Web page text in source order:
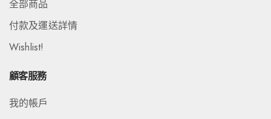
全部商品
付款及運送詳情
Wishlist!
顧客服務
我的帳戶